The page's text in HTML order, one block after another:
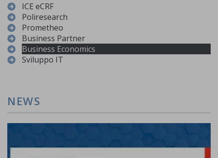
ICE eCRF
Poliresearch
Prometheo
Business Partner
Business Economics
Sviluppo IT
NEWS